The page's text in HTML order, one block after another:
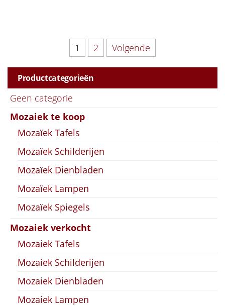
Berichten paginering
1 2 Volgende
Productcategorieën
Geen categorie
Mozaiek te koop
Mozaïek Tafels
Mozaïek Schilderijen
Mozaïek Dienbladen
Mozaïek Lampen
Mozaïek Spiegels
Mozaiek verkocht
Mozaiek Tafels
Mozaiek Schilderijen
Mozaiek Dienbladen
Mozaiek Lampen